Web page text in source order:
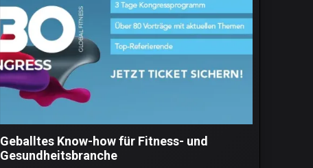
Geballtes Know-how für Fitness- und
Gesundheitsbranche